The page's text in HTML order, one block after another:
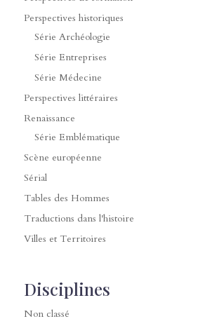
Perspectives historiques
Série Archéologie
Série Entreprises
Série Médecine
Perspectives littéraires
Renaissance
Série Emblématique
Scène européenne
Sérial
Tables des Hommes
Traductions dans l'histoire
Villes et Territoires
Disciplines
Non classé